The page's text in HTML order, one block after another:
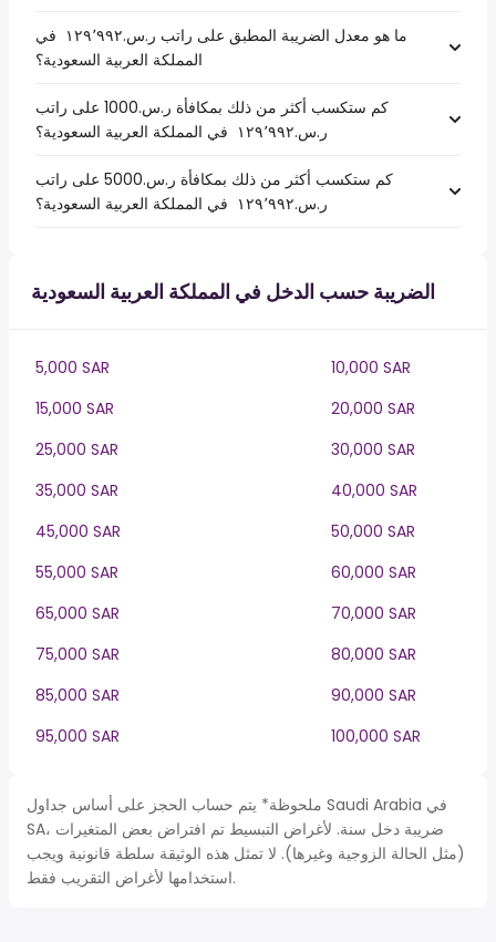
ما هو معدل الضريبة المطبق على راتب ر.س.‏١٢٩٬٩٩٢ ‏ في
المملكة العربية السعودية؟
كم ستكسب أكثر من ذلك بمكافأة ر.س.1000 على راتب
ر.س.‏١٢٩٬٩٩٢ ‏ في المملكة العربية السعودية؟
كم ستكسب أكثر من ذلك بمكافأة ر.س.5000 على راتب
ر.س.‏١٢٩٬٩٩٢ ‏ في المملكة العربية السعودية؟
الضريبة حسب الدخل في المملكة العربية السعودية
5,000 SAR
10,000 SAR
15,000 SAR
20,000 SAR
25,000 SAR
30,000 SAR
35,000 SAR
40,000 SAR
45,000 SAR
50,000 SAR
55,000 SAR
60,000 SAR
65,000 SAR
70,000 SAR
75,000 SAR
80,000 SAR
85,000 SAR
90,000 SAR
95,000 SAR
100,000 SAR
ملحوظة* يتم حساب الحجز على أساس جداول Saudi Arabia في
SA، ضريبة دخل سنة. لأغراض التبسيط تم افتراض بعض المتغيرات
(مثل الحالة الزوجية وغيرها). لا تمثل هذه الوثيقة سلطة قانونية ويجب
استخدامها لأغراض التقريب فقط.